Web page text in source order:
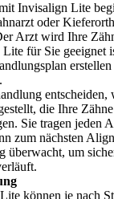
Invisalign Lite
oder
Arzt wird Ihre
für Sie geeignet
erstellen
entscheiden,
die Ihre
Sie tragen jeden
zum nächsten
überwacht, um
können je nach